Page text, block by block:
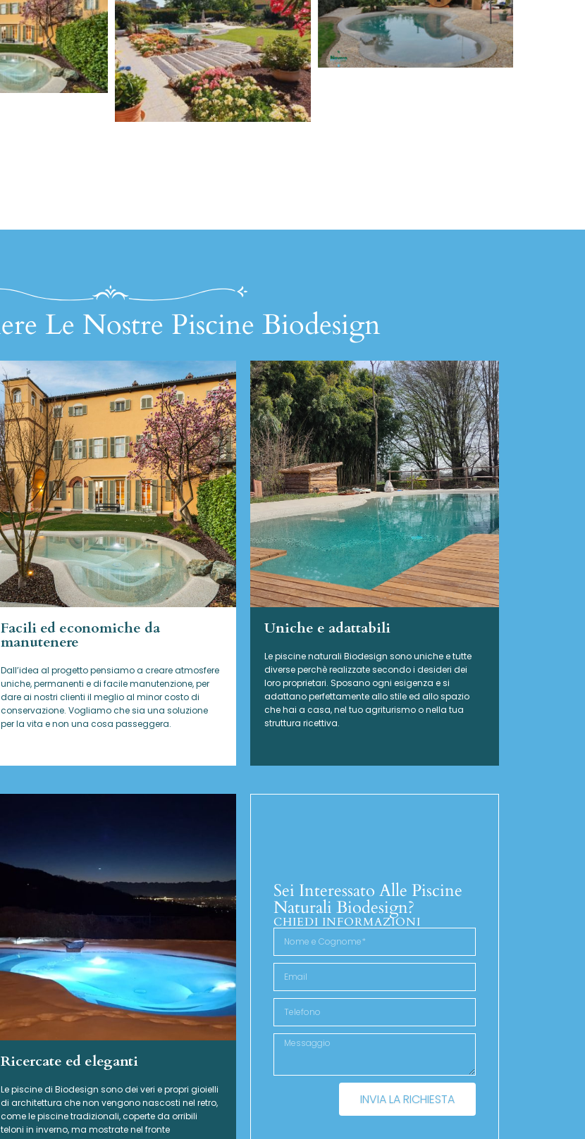
Le Nostre Piscine Biodesign
Facili ed economiche da
manutenere
Dall’idea al progetto pensiamo a creare atmosfere
uniche, permanenti e di facile manutenzione, per
dare ai nostri clienti il meglio al minor costo di
conservazione. Vogliamo che sia una soluzione
per la vita e non una cosa passeggera.
Uniche e adattabili
Le piscine naturali Biodesign sono uniche e tutte
diverse perchè realizzate secondo i desideri dei
loro proprietari. Sposano ogni esigenza e si
adattano perfettamente allo stile ed allo spazio
che hai a casa, nel tuo agriturismo o nella tua
struttura ricettiva.
Ricercate ed eleganti
Le piscine di Biodesign sono dei veri e propri gioielli
di architettura che non vengono nascosti nel retro,
come le piscine tradizionali, coperte da orribili
teloni in inverno, ma mostrate nel fronte
Sei Interessato Alle Piscine
Naturali Biodesign?
CHIEDI INFORMAZIONI
INVIA LA RICHIESTA